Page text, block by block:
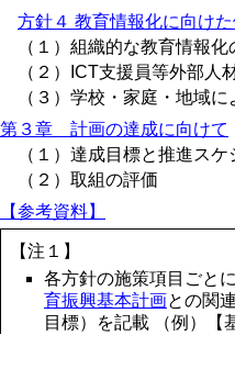
方針４ 教育情報化に向け
（１）組織的な教育情報化
（２）ICT支援員等外部人
（３）学校・家庭・地域に
第３章 計画の達成に向けて
（１）達成目標と推進スケ
（２）取組の評価
【参考資料】
【注１】
各方針の施策項目ごとに
育振興基本計画との関
目標）を記載 （例）【